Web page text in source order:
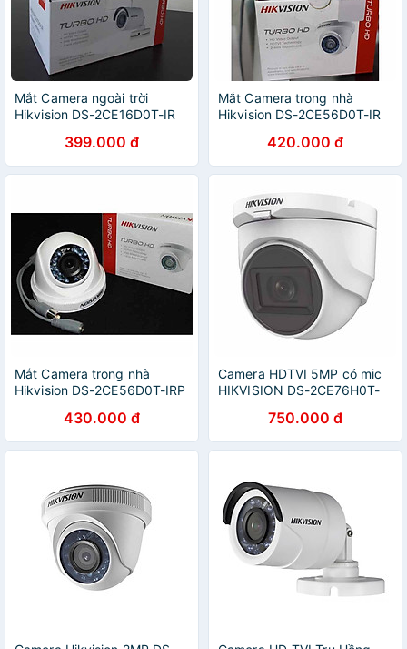
Mắt Camera ngoài trời
Hikvision DS-2CE16D0T-IR
399.000 đ
Mắt Camera trong nhà
Hikvision DS-2CE56D0T-IR
420.000 đ
Mắt Camera trong nhà
Hikvision DS-2CE56D0T-IRP
430.000 đ
Camera HDTVI 5MP có mic
HIKVISION DS-2CE76H0T-
750.000 đ